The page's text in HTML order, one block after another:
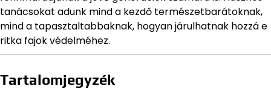
tanácsokat adunk mind a kezdő természetbarátoknak,
mind a tapasztaltabbaknak, hogyan járulhatnak hozzá e
ritka fajok védelméhez.
Tartalomjegyzék